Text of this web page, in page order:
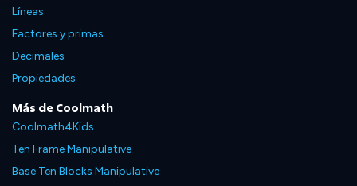
Líneas
Factores y primas
Decimales
Propiedades
Más de Coolmath
Coolmath4Kids
Ten Frame Manipulative
Base Ten Blocks Manipulative